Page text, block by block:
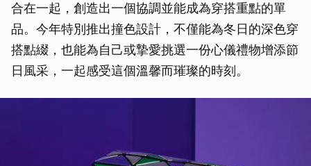
合在一起，創造出一個協調並能成為穿搭重點的單
品。今年特別推出撞色設計，不僅能為冬日的深色穿
搭點綴，也能為自己或摯愛挑選一份心儀禮物增添節
日風采，一起感受這個溫馨而璀璨的時刻。